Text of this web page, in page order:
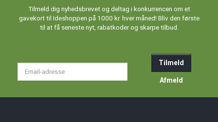
Tilmeld dig nyhedsbrevet og deltag i konkurrencen om et
gavekort til Ideshoppen på 1000 kr. hver måned! Bliv den første
til at få seneste nyt, rabatkoder og skarpe tilbud.
Tilmeld
Afmeld